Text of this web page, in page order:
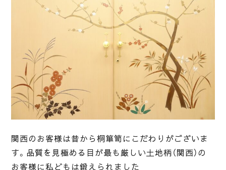
関西のお客様は昔から桐箪笥にこだわりがございま
す。品質を見極める目が最も厳しい土地柄（関西）の
お客様に私どもは鍛えられました